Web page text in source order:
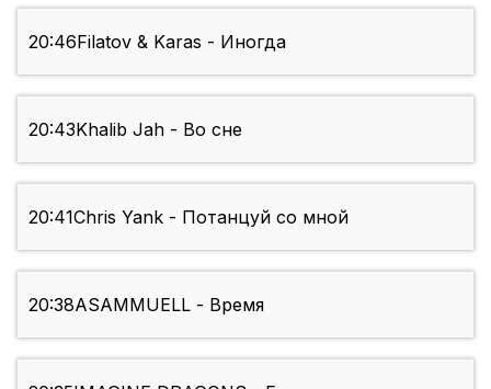
20:46Filatov & Karas - Иногда
20:43Khalib Jah - Во сне
20:41Chris Yank - Потанцуй со мной
20:38ASAMMUELL - Время